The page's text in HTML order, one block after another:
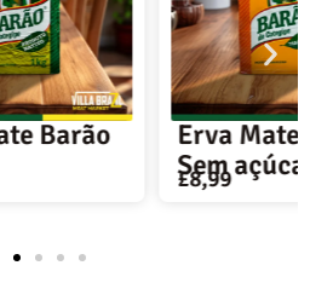
Erva Mate Barão –
Sem açúcar